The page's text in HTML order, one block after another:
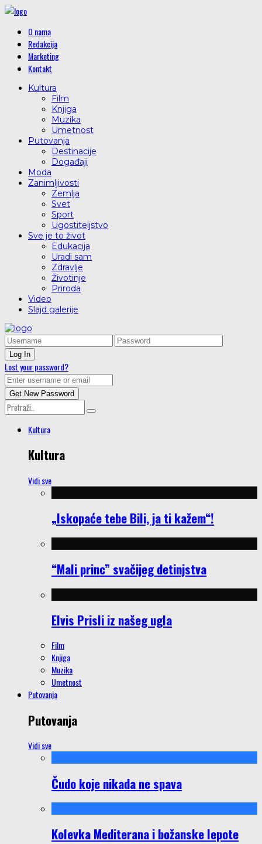
O nama
Redakcija
Marketing
Kontakt
Kultura
Film
Knjiga
Muzika
Umetnost
Putovanja
Destinacije
Događaji
Moda
Zanimljivosti
Zemlja
Svet
Sport
Ugostiteljstvo
Sve je to život
Edukacija
Uradi sam
Zdravlje
Životinje
Priroda
Video
Slajd galerije
Lost your password?
Kultura
Kultura
Vidi sve
„Iskopaće tebe Bili, ja ti kažem“!
“Mali princ” svačijeg detinjstva
Elvis Prisli iz našeg ugla
Film
Knjiga
Muzika
Umetnost
Putovanja
Putovanja
Vidi sve
Čudo koje nikada ne spava
Kolevka Mediterana i božanske lepote